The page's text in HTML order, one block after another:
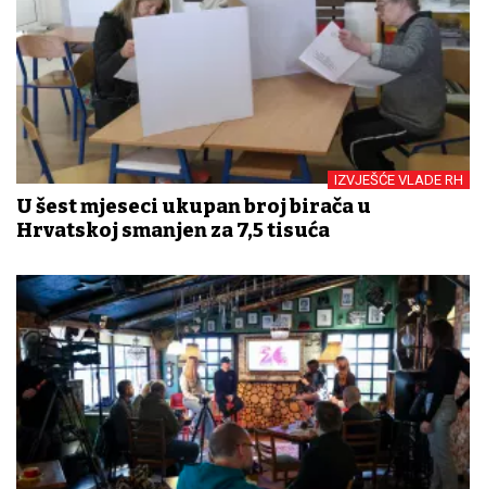
IZVJEŠĆE VLADE RH
U šest mjeseci ukupan broj birača u
Hrvatskoj smanjen za 7,5 tisuća